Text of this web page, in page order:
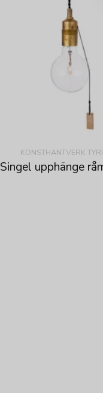
KONSTHANTVERK
Singel upphänge